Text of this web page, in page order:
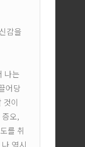
감을
나는
어당
이
오,
를 취
역시